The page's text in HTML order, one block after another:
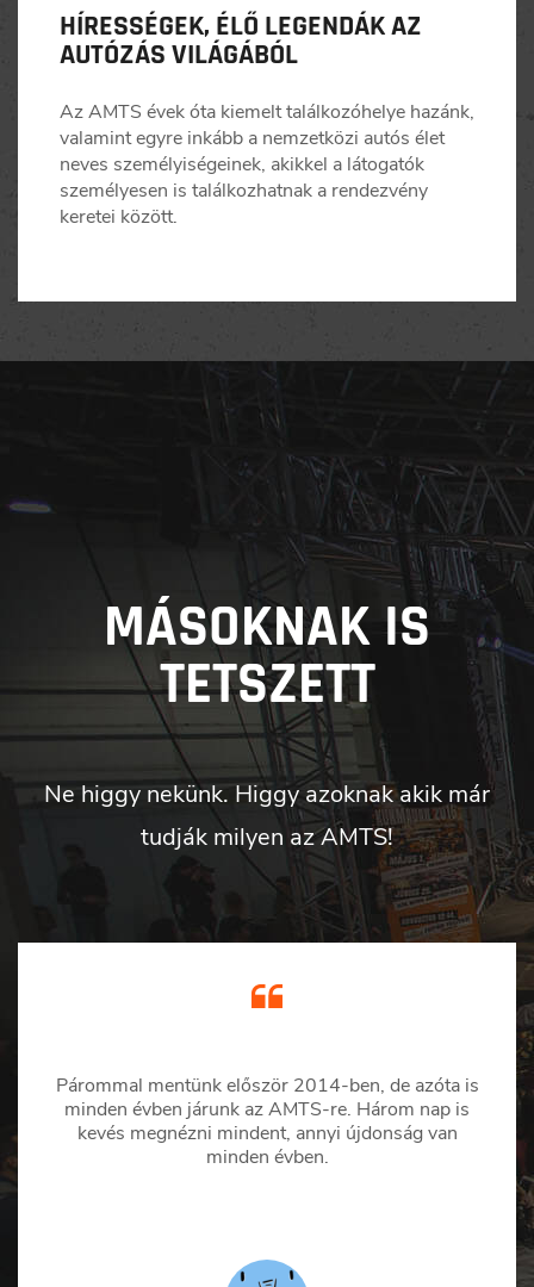
HÍRESSÉGEK, ÉLŐ LEGENDÁK AZ
AUTÓZÁS VILÁGÁBÓL
Az AMTS évek óta kiemelt találkozóhelye hazánk,
valamint egyre inkább a nemzetközi autós élet
neves személyiségeinek, akikkel a látogatók
személyesen is találkozhatnak a rendezvény
keretei között.
MÁSOKNAK IS
TETSZETT
Ne higgy nekünk. Higgy azoknak akik már
tudják milyen az AMTS!
Párommal mentünk először 2014-ben, de azóta is
minden évben járunk az AMTS-re. Három nap is
kevés megnézni mindent, annyi újdonság van
minden évben.